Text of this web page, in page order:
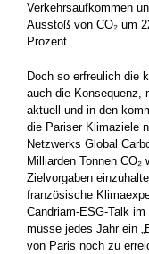
Verkehrsaufkommen
Ausstoß von CO₂ um
Prozent.
Doch so erfreulich die
auch die Konsequenz,
aktuell und in den
die Pariser Klimaziele
Netzwerks Global
Milliarden Tonnen
Zielvorgaben
französische
Candriam-ESG-Talk
müsse jedes Jahr ein
von Paris noch zu